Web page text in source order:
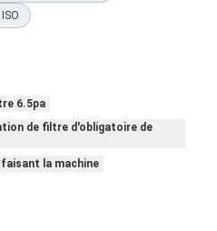
6.5pa
de filtre d'obligatoire de
la machine